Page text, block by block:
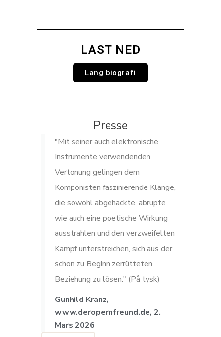
LAST NED
Lang biografi
Presse
"Mit seiner auch elektronische
Instrumente verwendenden
Vertonung gelingen dem
Komponisten faszinierende Klänge,
die sowohl abgehackte, abrupte
wie auch eine poetische Wirkung
ausstrahlen und den verzweifelten
Kampf unterstreichen, sich aus der
schon zu Beginn zerrütteten
Beziehung zu lösen." (På tysk)
Gunhild Kranz,
www.deropernfreund.de, 2.
Mars 2026